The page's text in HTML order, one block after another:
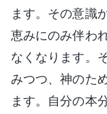
ます。その意識
恵みにのみ伴わ
なくなります。
みつつ、神のた
ます。自分の本